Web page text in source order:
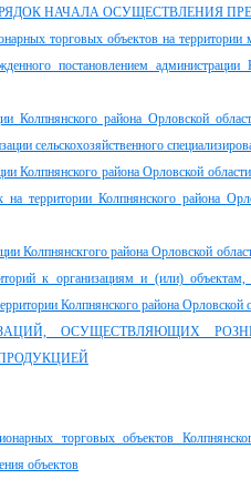
НАЧАЛА ОСУЩЕСТВЛЕНИЯ
торговых объектов на
постановлением
Колпнянского района Орловской
сельскохозяйственного
Колпнянского района Орловской
на территории Колпнянского района
Колпнянскгого района Орловской
к организациям и (или)
Колпнянского района Орловской
ОСУЩЕСТВЛЯЮЩИХ
торговых объектов
объектов